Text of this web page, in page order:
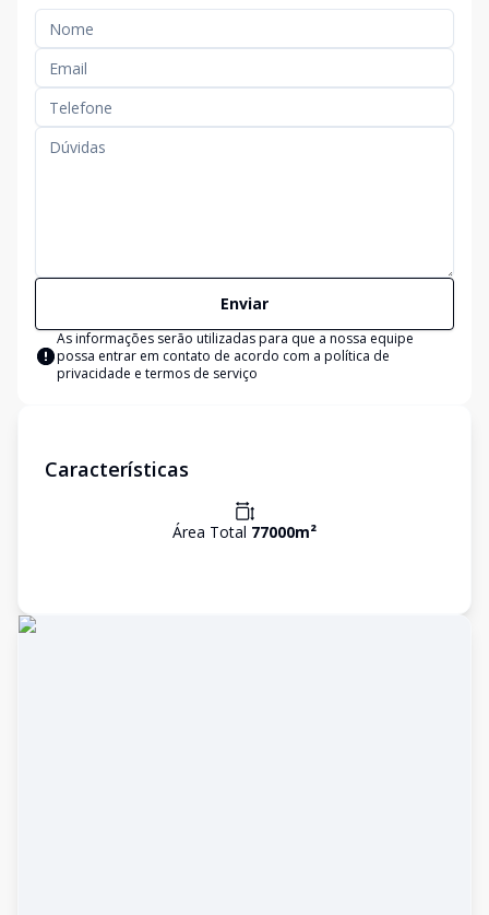
Enviar
As informações serão utilizadas para que a nossa equipe
possa entrar em contato de acordo com a política de
privacidade e termos de serviço
Características
Área Total 77000m²